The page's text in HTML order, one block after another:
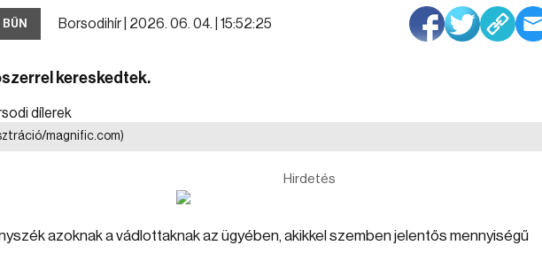
BŰN Borsodihír | 2026. 06. 04. | 15:52:25
kereskedtek.
magnific.com)
Hirdetés
azoknak a vádlottaknak az ügyében, akikkel szemben jelentős mennyiségű